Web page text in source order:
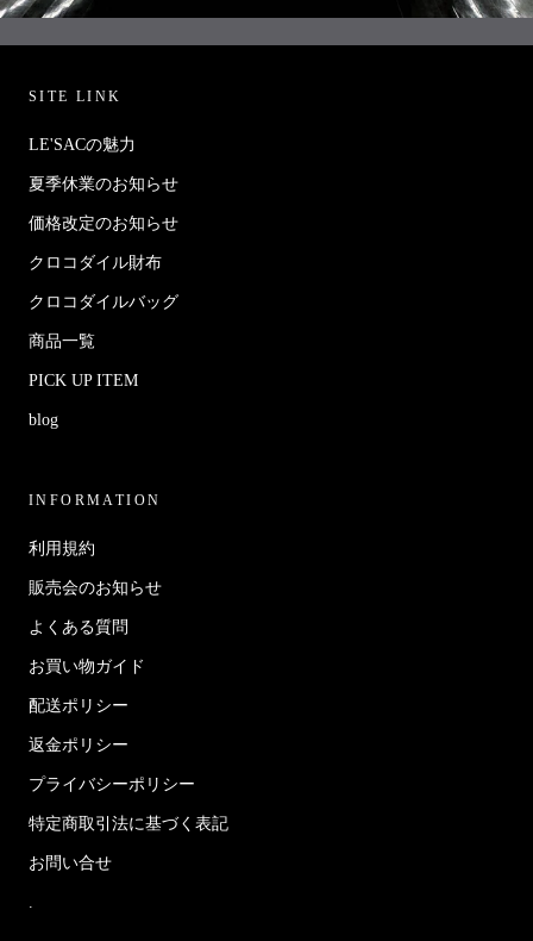
SITE LINK
LE'SACの魅力
夏季休業のお知らせ
価格改定のお知らせ
クロコダイル財布
クロコダイルバッグ
商品一覧
PICK UP ITEM
blog
INFORMATION
利用規約
販売会のお知らせ
よくある質問
お買い物ガイド
配送ポリシー
返金ポリシー
プライバシーポリシー
特定商取引法に基づく表記
お問い合せ